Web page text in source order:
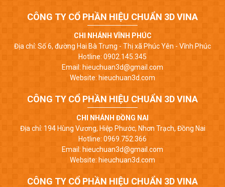
CÔNG TY CỔ PHẦN HIỆU CHUẨN 3D VINA
CHI NHÁNH VĨNH PHÚC
Địa chỉ: Số 6, đường Hai Bà Trưng - Thị xã Phúc Yên - Vĩnh Phúc
Hotline: 0902.145.345
Email: hieuchuan3d@gmail.com
Website: hieuchuan3d.com
CÔNG TY CỔ PHẦN HIỆU CHUẨN 3D VINA
CHI NHÁNH ĐỒNG NAI
Địa chỉ: 194 Hùng Vương, Hiệp Phước, Nhơn Trạch, Đồng Nai
Hotline: 0969.752.366
Email: hieuchuan3d@gmail.com
Website: hieuchuan3d.com
CÔNG TY CỔ PHẦN HIỆU CHUẨN 3D VINA